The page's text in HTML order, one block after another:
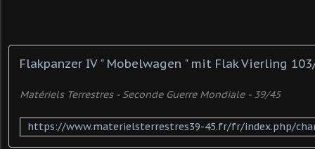
Flakpanzer IV " Mobelwagen " mit Flak Vierling
Matériels Terrestres - Seconde Guerre Mondiale - 39/45